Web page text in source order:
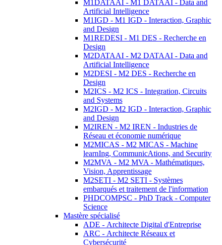
M1DATAAI - M1 DATAAI - Data and
Artificial Intelligence
M1IGD - M1 IGD - Interaction, Graphic
and Design
M1REDESI - M1 DES - Recherche en
Design
M2DATAAI - M2 DATAAI - Data and
Artificial Intelligence
M2DESI - M2 DES - Recherche en
Design
M2ICS - M2 ICS - Integration, Circuits
and Systems
M2IGD - M2 IGD - Interaction, Graphic
and Design
M2IREN - M2 IREN - Industries de
Réseau et économie numérique
M2MICAS - M2 MICAS - Machine
learnIng, CommunicAtions, and Security
M2MVA - M2 MVA - Mathématiques,
Vision, Apprentissage
M2SETI - M2 SETI - Systèmes
embarqués et traitement de l'information
PHDCOMPSC - PhD Track - Computer
Science
Mastère spécialisé
ADE - Architecte Digital d'Entreprise
ARC - Architecte Réseaux et
Cybersécurité